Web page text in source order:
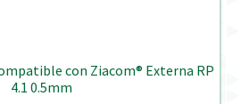
con Ziacom® Externa RP
4.1 0.5mm